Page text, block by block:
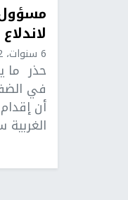
6 سنوات، 2 شهرين ago
حذر ما
في
أن